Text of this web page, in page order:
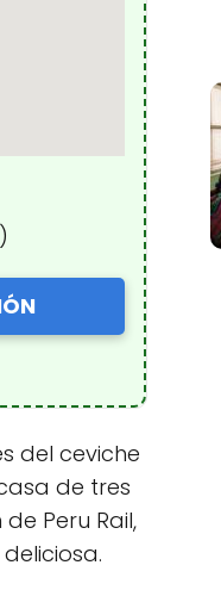
)
del ceviche
de tres
Peru Rail,